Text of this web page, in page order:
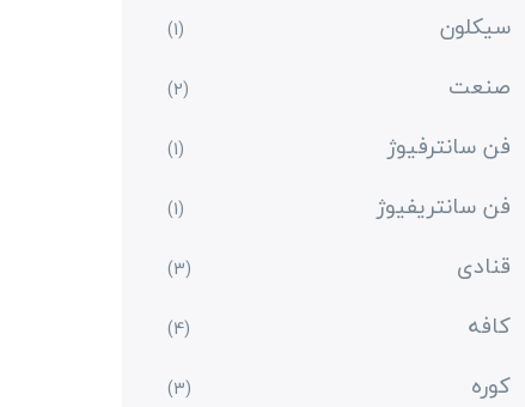
سیکلون (1)
صنعت (2)
فن سانترفیوژ (1)
فن سانتریفیوژ (1)
قنادی (3)
کافه (4)
کوره (3)